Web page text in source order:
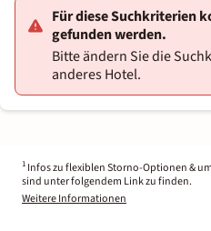
Für diese Suchkriterien
gefunden werden.
Bitte ändern Sie die
anderes Hotel.
1 Infos zu flexiblen Storno-Optionen &
sind unter folgendem Link zu finden.
Weitere Informationen